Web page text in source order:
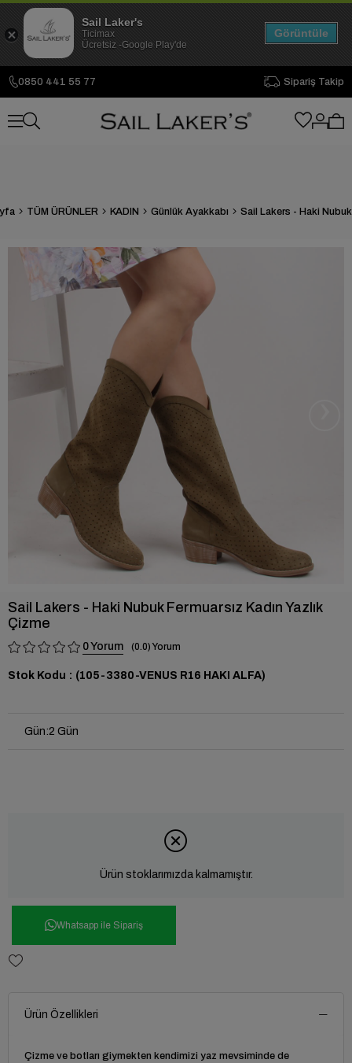
0850 441 55 77 Sipariş Takip
TÜM ÜRÜNLER KADIN Günlük Ayakkabı
Sail Lakers - Haki Nubuk Fermuarsız Kadın Yazlık
Çizme
0 0.0
Stok Kodu (105-3380-VENUS R16 HAKI ALFA)
Gün:2 Gün
Ürün stoklarımızda kalmamıştır.
Whatsapp ile Sipariş
Ürün Özellikleri
Çizme ve botları giymekten kendimizi yaz mevsiminde de
Sail Laker's
Ticimax
Ücretsiz -Google Play'de
Görüntüle